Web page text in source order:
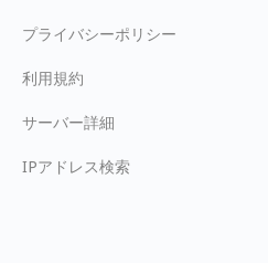
プライバシーポリシー
利用規約
サーバー詳細
IPアドレス検索